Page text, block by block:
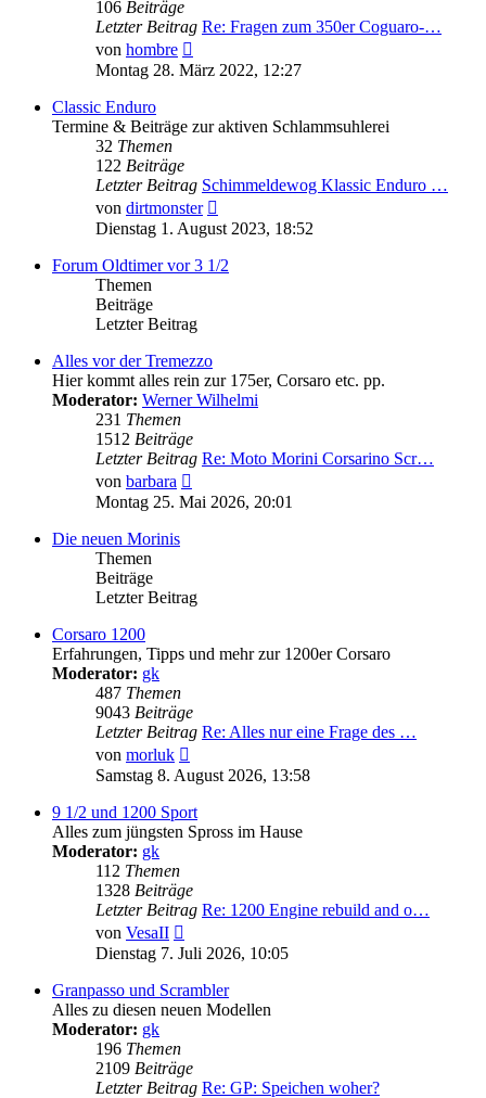
106 Beiträge
Letzter Beitrag Re: Fragen zum 350er Coguaro-…
von hombre
Beitrag
Montag 28. März 2022, 12:27
Classic Enduro
Termine & Beiträge zur aktiven Schlammsuhlerei
32 Themen
122 Beiträge
Letzter Beitrag Schimmeldewog Klassic Enduro …
von dirtmonster
Beitrag
Dienstag 1. August 2023, 18:52
Forum Oldtimer vor 3 1/2
Themen
Beiträge
Letzter Beitrag
Alles vor der Tremezzo
Hier kommt alles rein zur 175er, Corsaro etc. pp.
Moderator: Werner Wilhelmi
231 Themen
1512 Beiträge
Letzter Beitrag Re: Moto Morini Corsarino Scr…
von barbara
Beitrag
Montag 25. Mai 2026, 20:01
Die neuen Morinis
Themen
Beiträge
Letzter Beitrag
Corsaro 1200
Erfahrungen, Tipps und mehr zur 1200er Corsaro
Moderator: gk
487 Themen
9043 Beiträge
Letzter Beitrag Re: Alles nur eine Frage des …
von morluk
Beitrag
Samstag 8. August 2026, 13:58
9 1/2 und 1200 Sport
Alles zum jüngsten Spross im Hause
Moderator: gk
112 Themen
1328 Beiträge
Letzter Beitrag Re: 1200 Engine rebuild and o…
von VesaII
Beitrag
Dienstag 7. Juli 2026, 10:05
Granpasso und Scrambler
Alles zu diesen neuen Modellen
Moderator: gk
196 Themen
2109 Beiträge
Letzter Beitrag Re: GP: Speichen woher?